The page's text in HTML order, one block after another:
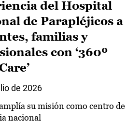
del Hospital
de Parapléjicos a
familias y
con ‘360º
de 2026
su misión como centro de
nacional